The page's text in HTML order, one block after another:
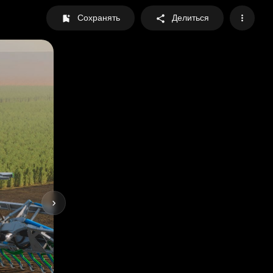
Сохранять Делиться